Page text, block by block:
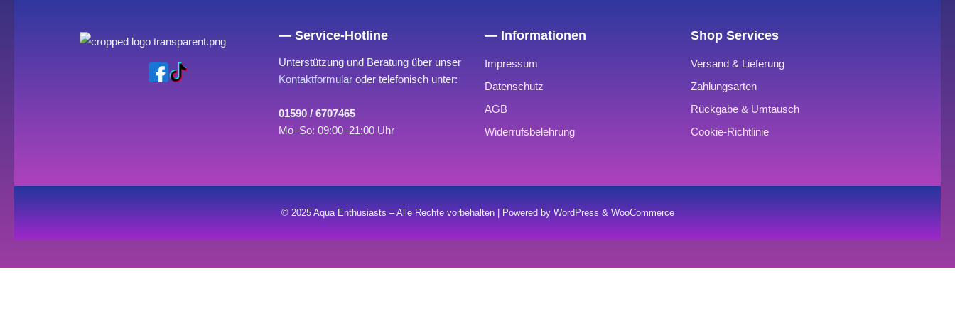
— Service-Hotline
Unterstützung und Beratung über unser
Kontaktformular oder telefonisch unter:
01590 / 6707465
Mo–So: 09:00–21:00 Uhr
— Informationen
Impressum
Datenschutz
AGB
Widerrufsbelehrung
Shop Services
Versand & Lieferung
Zahlungsarten
Rückgabe & Umtausch
Cookie-Richtlinie
© 2025 Aqua Enthusiasts – Alle Rechte vorbehalten | Powered by WordPress & WooCommerce